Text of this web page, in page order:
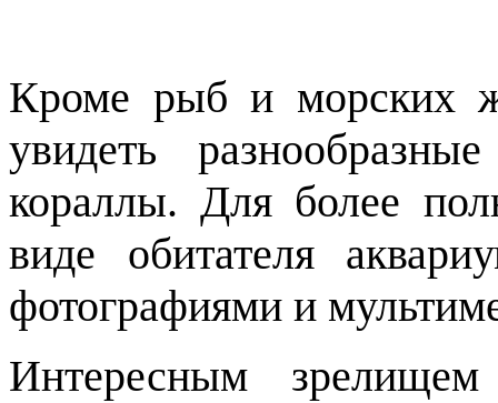
Кроме рыб и морских
увидеть
кораллы. Для более
виде обитателя
фотографиями и
Интересным